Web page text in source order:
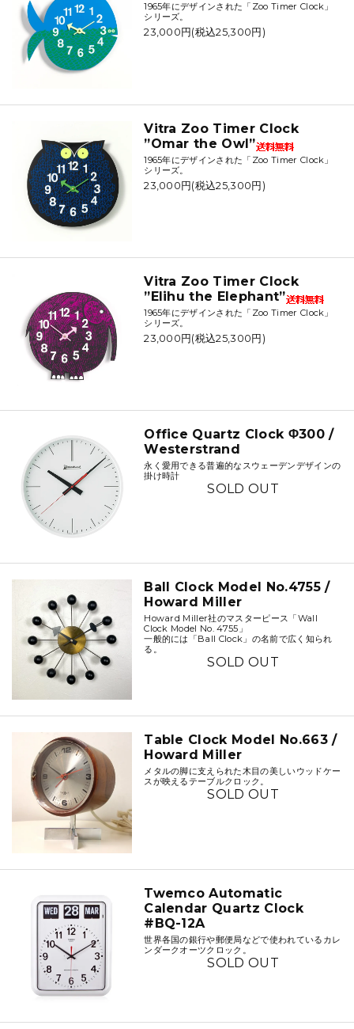
1965年にデザインされた「Zoo Timer Clock」
シリーズ。
23,000円(税込25,300円)
Vitra Zoo Timer Clock
”Omar the Owl”
1965年にデザインされた「Zoo Timer Clock」
シリーズ。
23,000円(税込25,300円)
Vitra Zoo Timer Clock
”Elihu the Elephant”
1965年にデザインされた「Zoo Timer Clock」
シリーズ。
23,000円(税込25,300円)
Office Quartz Clock Φ300 /
Westerstrand
永く愛用できる普遍的なスウェーデンデザインの
掛け時計
SOLD OUT
Ball Clock Model No.4755 /
Howard Miller
Howard Miller社のマスターピース「Wall
Clock Model No. 4755」
一般的には「Ball Clock」の名前で広く知られ
る。
SOLD OUT
Table Clock Model No.663 /
Howard Miller
メタルの脚に支えられた木目の美しいウッドケー
スが映えるテーブルクロック。
SOLD OUT
Twemco Automatic
Calendar Quartz Clock
#BQ-12A
世界各国の銀行や郵便局などで使われているカレ
ンダークオーツクロック。
SOLD OUT